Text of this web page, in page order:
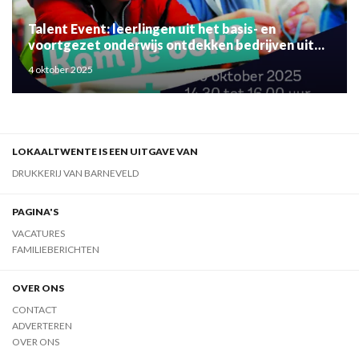
Talent Event: leerlingen uit het basis- en
voortgezet onderwijs ontdekken bedrijven uit
de regio
4 oktober 2025
LOKAALTWENTE IS EEN UITGAVE VAN
DRUKKERIJ VAN BARNEVELD
PAGINA'S
VACATURES
FAMILIEBERICHTEN
OVER ONS
CONTACT
ADVERTEREN
OVER ONS